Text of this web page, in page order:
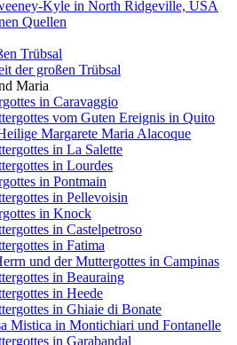
Kyle in North Ridgeville, USA
Quellen
Trübsal
der großen Trübsal
Maria
in Caravaggio
vom Guten Ereignis in Quito
Margarete Maria Alacoque
in La Salette
in Lourdes
in Pontmain
in Pellevoisin
in Knock
in Castelpetroso
in Fatima
und der Muttergottes in Campinas
in Beauraing
in Heede
in Ghiaie di Bonate
Mistica in Montichiari und Fontanelle
in Garabandal